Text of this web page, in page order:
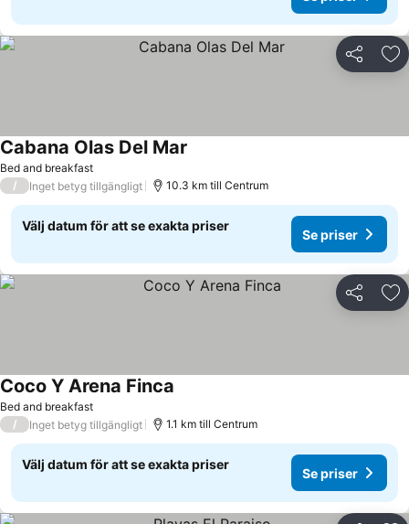
Dela
Bed and breakfast
Cabana Olas Del Mar
/ Inget betyg tillgängligt 10.3 km till Centrum
Välj datum för att se exakta priser
Se priser
Dela
Bed and breakfast
Coco Y Arena Finca
/ Inget betyg tillgängligt 1.1 km till Centrum
Välj datum för att se exakta priser
Se priser